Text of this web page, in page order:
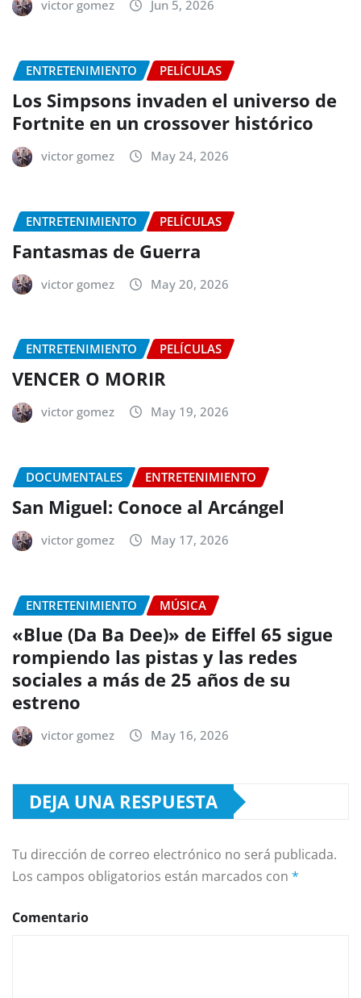
victor gomez Jun 5, 2026
ENTRETENIMIENTO PELÍCULAS
Los Simpsons invaden el universo de
Fortnite en un crossover histórico
victor gomez May 24, 2026
ENTRETENIMIENTO PELÍCULAS
Fantasmas de Guerra
victor gomez May 20, 2026
ENTRETENIMIENTO PELÍCULAS
VENCER O MORIR
victor gomez May 19, 2026
DOCUMENTALES ENTRETENIMIENTO
San Miguel: Conoce al Arcángel
victor gomez May 17, 2026
ENTRETENIMIENTO MÚSICA
«Blue (Da Ba Dee)» de Eiffel 65 sigue
rompiendo las pistas y las redes
sociales a más de 25 años de su
estreno
victor gomez May 16, 2026
DEJA UNA RESPUESTA
Tu dirección de correo electrónico no será publicada.
Los campos obligatorios están marcados con *
Comentario